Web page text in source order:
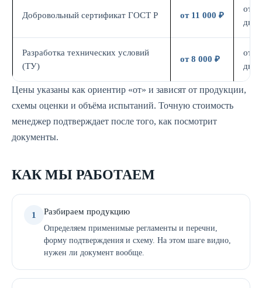
Добровольный сертификат ГОСТ Р от 11 000 ₽
от 7
дн.
Разработка технических условий
(ТУ)
от 8 000 ₽
от 5
дн.
Цены указаны как ориентир «от» и зависят от продукции,
схемы оценки и объёма испытаний. Точную стоимость
менеджер подтверждает после того, как посмотрит
документы.
КАК МЫ РАБОТАЕМ
1 Разбираем продукцию
Определяем применимые регламенты и перечни,
форму подтверждения и схему. На этом шаге видно,
нужен ли документ вообще.